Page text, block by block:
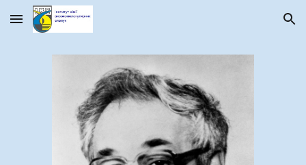
Skip to main content Skip to navigation